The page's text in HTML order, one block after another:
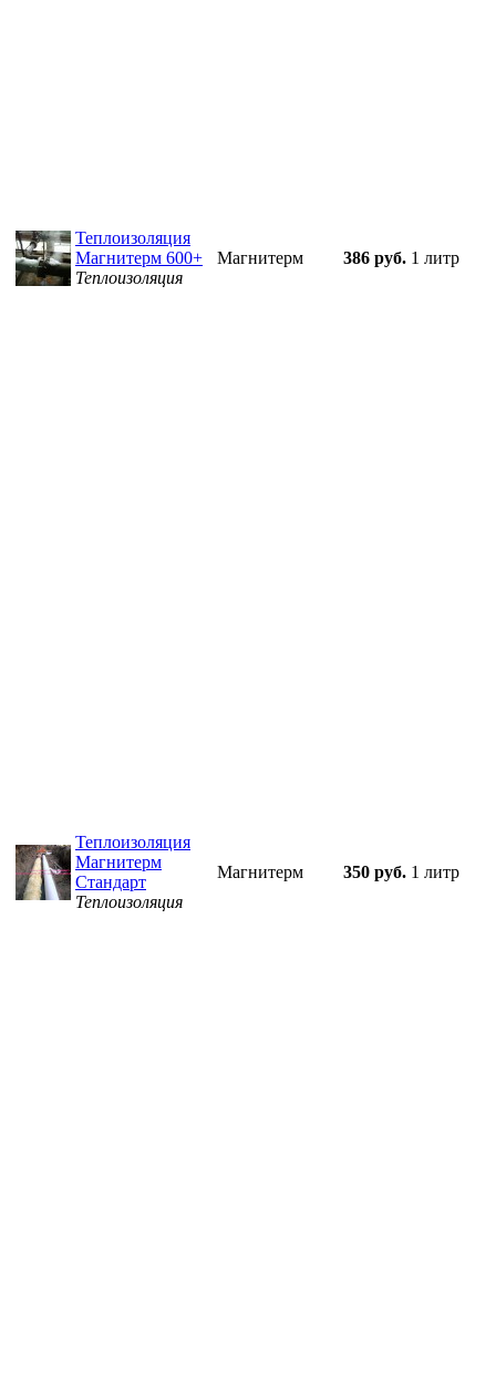
Теплоизоляция
Магнитерм 600+
Теплоизоляция
Магнитерм 386 руб. 1 литр
Теплоизоляция
Магнитерм
Стандарт
Теплоизоляция
Магнитерм 350 руб. 1 литр